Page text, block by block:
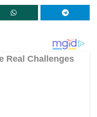
Malaysia-Singapura
Alam Sekitar dan
tersebut,”